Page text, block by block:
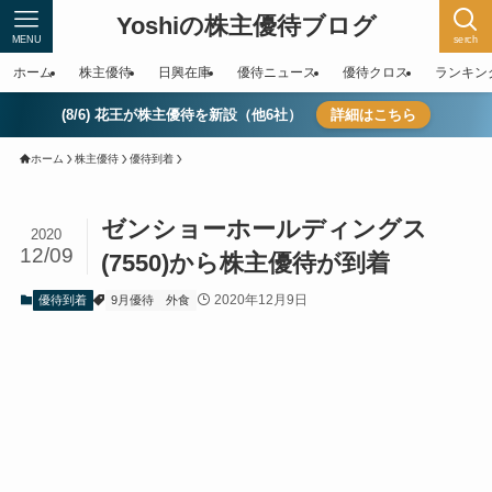
Yoshiの株主優待ブログ serch
MENU
ホーム 株主優待 日興在庫 優待ニュース 優待クロス ランキン
(8/6) 花王が株主優待を新設（他6社） 詳細はこちら
ホーム 株主優待 優待到着
ゼンショーホールディングス
(7550)から株主優待が到着
2020
12/09
優待到着 9月優待 外食 2020年12月9日